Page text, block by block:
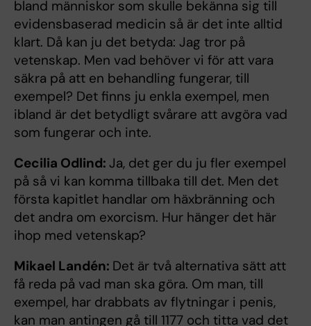
bland människor som skulle bekänna sig till
evidensbaserad medicin så är det inte alltid
klart. Då kan ju det betyda: Jag tror på
vetenskap. Men vad behöver vi för att vara
säkra på att en behandling fungerar, till
exempel? Det finns ju enkla exempel, men
ibland är det betydligt svårare att avgöra vad
som fungerar och inte.
Cecilia Odlind: Ja, det ger du ju fler exempel
på så vi kan komma tillbaka till det. Men det
första kapitlet handlar om häxbränning och
det andra om exorcism. Hur hänger det här
ihop med vetenskap?
Mikael Landén: Det är två alternativa sätt att
få reda på vad man ska göra. Om man, till
exempel, har drabbats av flytningar i penis,
kan man antingen gå till 1177 och titta vad det